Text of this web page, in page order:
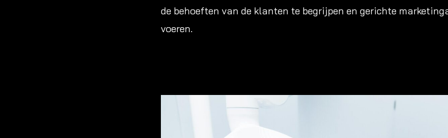
de behoeften van de klanten te begrijpen en gerichte
voeren.